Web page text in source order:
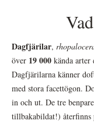
Dagfjärilar,
över 19 000 kända
Dagfjärilarna känner
med stora facettögon.
in och ut. De tre
tillbakabildat!) återfinns